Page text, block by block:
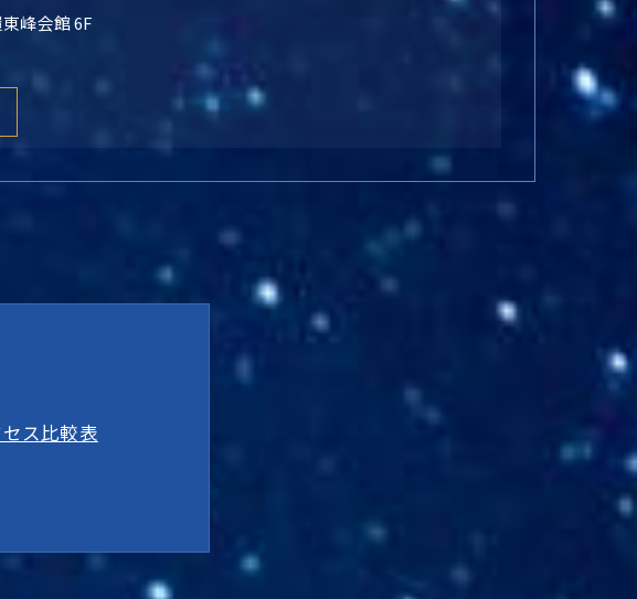
峰会館 6F
ス比較表
ポイント